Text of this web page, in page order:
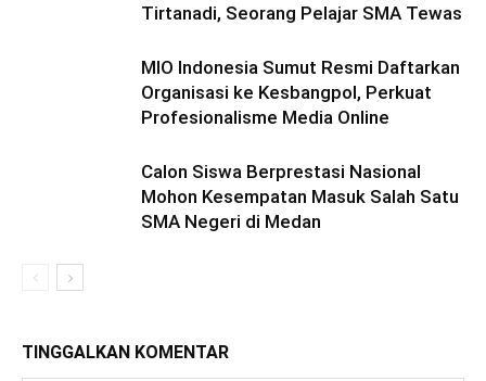
Tirtanadi, Seorang Pelajar SMA Tewas
MIO Indonesia Sumut Resmi Daftarkan
Organisasi ke Kesbangpol, Perkuat
Profesionalisme Media Online
Calon Siswa Berprestasi Nasional
Mohon Kesempatan Masuk Salah Satu
SMA Negeri di Medan
TINGGALKAN KOMENTAR